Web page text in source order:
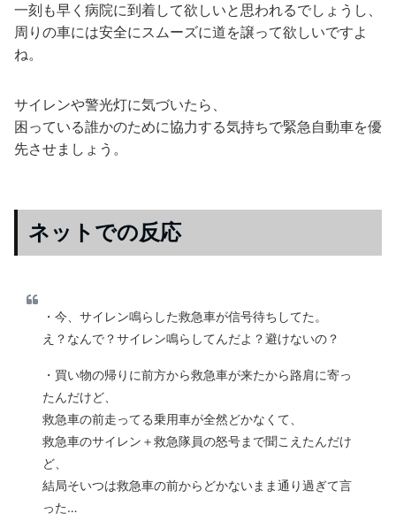
一刻も早く病院に到着して欲しいと思われるでしょうし、
周りの車には安全にスムーズに道を譲って欲しいですよ
ね。
サイレンや警光灯に気づいたら、
困っている誰かのために協力する気持ちで緊急自動車を優
先させましょう。
ネットでの反応
・今、サイレン鳴らした救急車が信号待ちしてた。
え？なんで？サイレン鳴らしてんだよ？避けないの？
・買い物の帰りに前方から救急車が来たから路肩に寄っ
たんだけど、
救急車の前走ってる乗用車が全然どかなくて、
救急車のサイレン＋救急隊員の怒号まで聞こえたんだけ
ど、
結局そいつは救急車の前からどかないまま通り過ぎて言
った…